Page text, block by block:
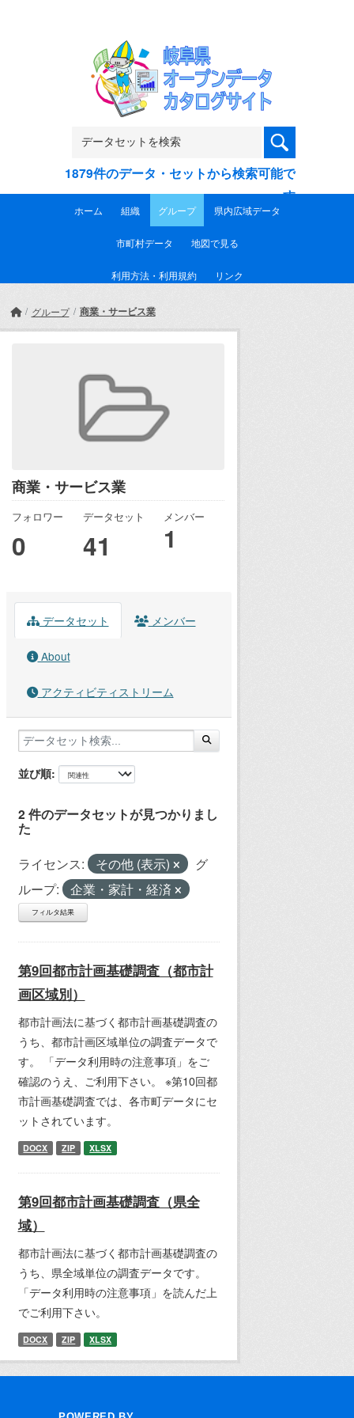
1879件のデータ・セットから検索可能で
す
ホーム 組織 グループ 県内広域データ
市町村データ 地図で見る
利用方法・利用規約 リンク
グループ 商業・サービス業
商業・サービス業
フォロワー
0
データセット
41
メンバー
1
データセット メンバー
About
アクティビティストリーム
並び順
2 件のデータセットが見つかりまし
た
ライセンス: その他 (表示)
グ
ループ:
企業・家計・経済
フィルタ結果
第9回都市計画基礎調査（都市計
画区域別）
都市計画法に基づく都市計画基礎調査の
うち、都市計画区域単位の調査データで
す。 「データ利用時の注意事項」をご
確認のうえ、ご利用下さい。 ※第10回都
市計画基礎調査では、各市町データにセ
ットされています。
DOCX ZIP XLSX
第9回都市計画基礎調査（県全
域）
都市計画法に基づく都市計画基礎調査の
うち、県全域単位の調査データです。
「データ利用時の注意事項」を読んだ上
でご利用下さい。
DOCX ZIP XLSX